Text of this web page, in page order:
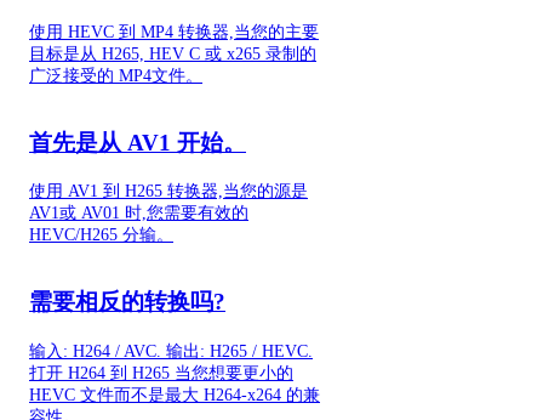
使用 HEVC 到 MP4 转换器,当您的主要
目标是从 H265, HEV C 或 x265 录制的
广泛接受的 MP4文件。
首先是从 AV1 开始。
使用 AV1 到 H265 转换器,当您的源是
AV1或 AV01 时,您需要有效的
HEVC/H265 分输。
需要相反的转换吗?
输入: H264 / AVC. 输出: H265 / HEVC.
打开 H264 到 H265 当您想要更小的
HEVC 文件而不是最大 H264-x264 的兼